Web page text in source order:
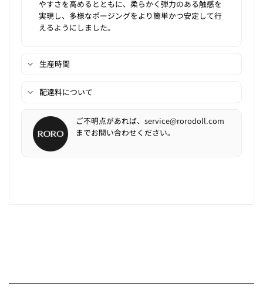
やすさを高めるとともに、柔らかく弾力のある触感を
実現し、多様なポージングをより簡単かつ安定して行
えるようにしました。
生産時間
配達料について
ご不明点があれば、 service@rorodoll.com
までお問い合わせください。